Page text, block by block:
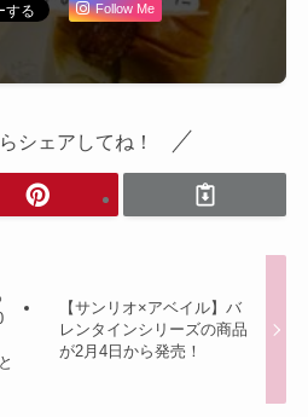
Follow Me
シェアしてね！
【サンリオ×アベイル】バ
レンタインシリーズの商品
が2月4日から発売！